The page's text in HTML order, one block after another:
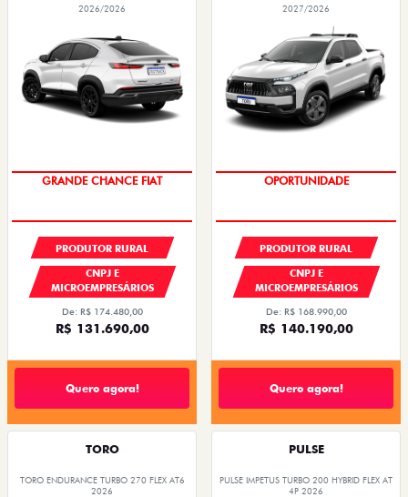
2026/2026
OPORTUNIDADE
PRODUTOR RURAL
CNPJ E
MICROEMPRESÁRIOS
De: R$ 174.480,00
R$ 131.690,00
Quero agora!
2027/2026
GRANDE CHANCE FIAT
PRODUTOR RURAL
CNPJ E
MICROEMPRESÁRIOS
De: R$ 168.990,00
R$ 140.190,00
Quero agora!
TORO
TORO ENDURANCE TURBO 270 FLEX AT6
2026
PULSE
PULSE IMPETUS TURBO 200 HYBRID FLEX AT
4P 2026